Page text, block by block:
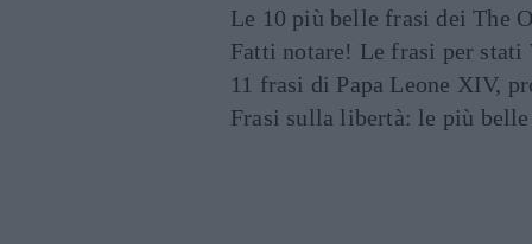
Le 10 più belle frasi dei The
Fatti notare! Le frasi per stati
11 frasi di Papa Leone XIV,
Frasi sulla libertà: le più